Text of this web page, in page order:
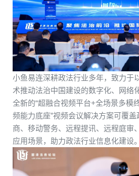
小鱼易连深耕政法行业多年，致力于
术推动法治中国建设的数字化、 网络
全新的“超融合视频平台+全场景多模
频能力底座”视频会议解决方案可覆盖
商、移动警务、远程提讯、远程庭审
应用场景， 助力政法行业信息化建设。